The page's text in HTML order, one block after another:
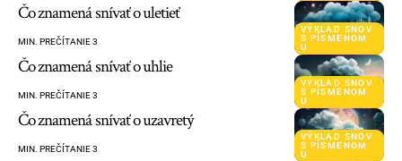
VÝKLAD SNOV
S PÍSMENOM
U
Čo znamená snívať o uletieť
MIN. PREČÍTANIE 3
VÝKLAD SNOV
S PÍSMENOM
U
Čo znamená snívať o uhlie
MIN. PREČÍTANIE 3
VÝKLAD SNOV
S PÍSMENOM
U
Čo znamená snívať o uzavretý
MIN. PREČÍTANIE 3